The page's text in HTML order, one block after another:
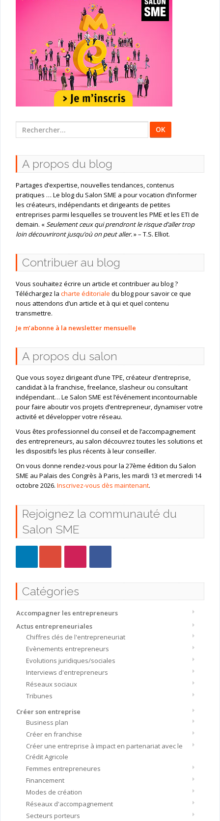
Rechercher
:
A propos du blog
Partages d’expertise, nouvelles tendances, contenus
pratiques … Le blog du Salon SME a pour vocation d’informer
les créateurs, indépendants et dirigeants de petites
entreprises parmi lesquelles se trouvent les PME et les ETI de
demain. «Seulement ceux qui prendront le risque d’aller trop
loin découvriront jusqu’où on peut aller.» – T.S. Elliot.
Contribuer au blog
Vous souhaitez écrire un article et contribuer au blog ?
Téléchargez la charte éditoriale du blog pour savoir ce que
nous attendons d’un article et à qui et quel contenu
transmettre.
Je m’abonne à la newsletter mensuelle
A propos du salon
Que vous soyez dirigeant d’une TPE, créateur d’entreprise,
candidat à la franchise, freelance, slasheur ou consultant
indépendant… Le Salon SME est l’événement incontournable
pour faire aboutir vos projets d’entrepreneur, dynamiser votre
activité et développer votre réseau.
Vous êtes professionnel du conseil et de l’accompagnement
des entrepreneurs, au salon découvrez toutes les solutions et
les dispositifs les plus récents à leur conseiller.
On vous donne rendez-vous pour la 27ème édition du Salon
SME au Palais des Congrès à Paris, les mardi 13 et mercredi 14
octobre 2026. Inscrivez-vous dès maintenant.
Rejoignez la communauté du
Salon SME
Catégories
Accompagner les entrepreneurs
Actus entrepreneuriales
Chiffres clés de l'entrepreneuriat
Evènements entrepreneurs
Evolutions juridiques/sociales
Interviews d'entrepreneurs
Réseaux sociaux
Tribunes
Créer son entreprise
Business plan
Créer en franchise
Créer une entreprise à impact en partenariat avec le
Crédit Agricole
Femmes entrepreneures
Financement
Modes de création
Réseaux d'accompagnement
Secteurs porteurs